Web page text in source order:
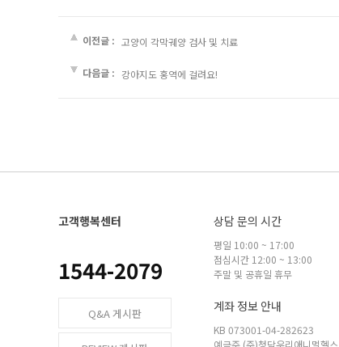
이전글 : 고양이 각막궤양 검사 및 치료
다음글 : 강아지도 홍역에 걸려요!
고객행복센터
1544-2079
Q&A 게시판
상담 문의 시간
평일 10:00 ~ 17:00
점심시간 12:00 ~ 13:00
주말 및 공휴일 휴무
계좌 정보 안내
KB 073001-04-282623
예금주 (주)청담우리애니멀헬스